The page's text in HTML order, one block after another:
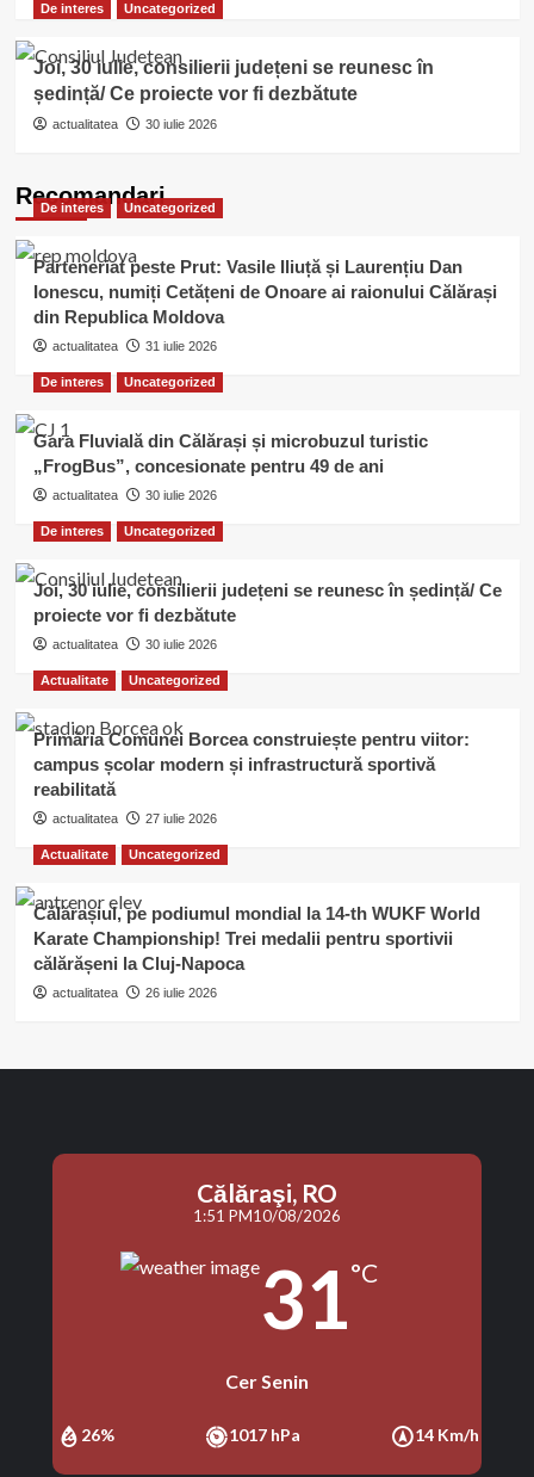
De interes
Uncategorized
Joi, 30 iulie, consilierii județeni se reunesc în
ședință/ Ce proiecte vor fi dezbătute
actualitatea 30 iulie 2026
Recomandari
De interes Uncategorized
Parteneriat peste Prut: Vasile Iliuță și Laurențiu Dan
Ionescu, numiți Cetățeni de Onoare ai raionului Călărași
din Republica Moldova
actualitatea 31 iulie 2026
De interes Uncategorized
Gara Fluvială din Călărași și microbuzul turistic
„FrogBus”, concesionate pentru 49 de ani
actualitatea 30 iulie 2026
De interes Uncategorized
Joi, 30 iulie, consilierii județeni se reunesc în ședință/ Ce
proiecte vor fi dezbătute
actualitatea 30 iulie 2026
Actualitate Uncategorized
Primăria Comunei Borcea construiește pentru viitor:
campus școlar modern și infrastructură sportivă
reabilitată
actualitatea 27 iulie 2026
Actualitate Uncategorized
Călărașiul, pe podiumul mondial la 14-th WUKF World
Karate Championship! Trei medalii pentru sportivii
călărășeni la Cluj-Napoca
actualitatea 26 iulie 2026
Călăraşi, RO
1:51 PM10/08/2026
31°C
Cer Senin
26% 1017 hPa 14 Km/h